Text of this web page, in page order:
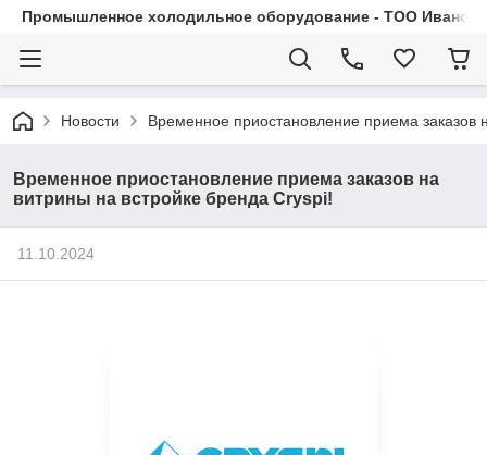
Промышленное холодильное оборудование - ТОО
Новости Временное приостановление приема заказов
Временное приостановление приема заказов на
витрины на встройке бренда Cryspi!
11.10.2024